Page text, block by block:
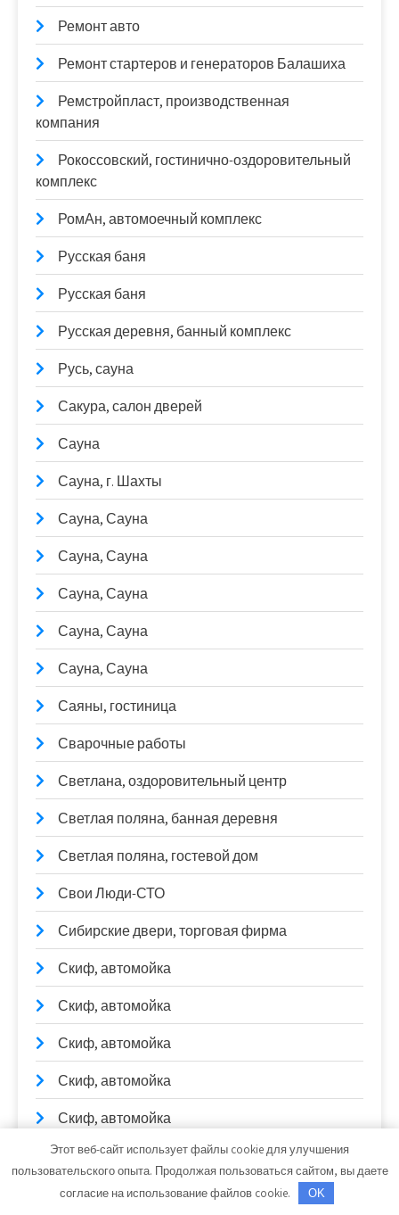
Ремонт авто
Ремонт стартеров и генераторов Балашиха
Ремстройпласт, производственная
компания
Рокоссовский, гостинично-оздоровительный
комплекс
РомАн, автомоечный комплекс
Русская баня
Русская баня
Русская деревня, банный комплекс
Русь, сауна
Сакура, салон дверей
Сауна
Сауна, г. Шахты
Сауна, Сауна
Сауна, Сауна
Сауна, Сауна
Сауна, Сауна
Сауна, Сауна
Саяны, гостиница
Сварочные работы
Светлана, оздоровительный центр
Светлая поляна, банная деревня
Светлая поляна, гостевой дом
Свои Люди-СТО
Сибирские двери, торговая фирма
Скиф, автомойка
Скиф, автомойка
Скиф, автомойка
Скиф, автомойка
Скиф, автомойка
Скиф, автомойка
Солексавто-Сибирь, официальный дилер
Этот веб-сайт использует файлы cookie для улучшения
пользовательского опыта. Продолжая пользоваться сайтом, вы даете
согласие на использование файлов cookie.
OK